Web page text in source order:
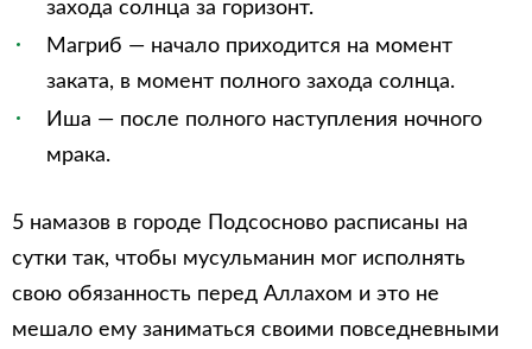
захода солнца за горизонт.
Магриб — начало приходится на момент
заката, в момент полного захода солнца.
Иша — после полного наступления ночного
мрака.
5 намазов в городе Подсосново расписаны на
сутки так, чтобы мусульманин мог исполнять
свою обязанность перед Аллахом и это не
мешало ему заниматься своими повседневными